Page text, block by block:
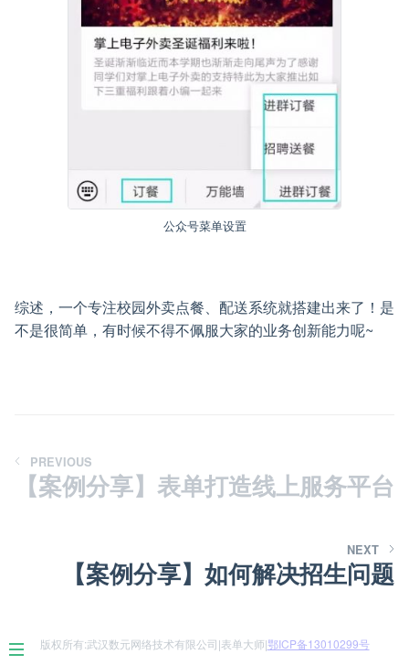
公众号菜单设置
综述，一个专注校园外卖点餐、配送系统就搭建出来了！是
不是很简单，有时候不得不佩服大家的业务创新能力呢~
PREVIOUS
【案例分享】表单打造线上服务平台
NEXT
【案例分享】如何解决招生问题
版权所有:武汉数元网络技术有限公司|表单大师|鄂ICP备13010299号